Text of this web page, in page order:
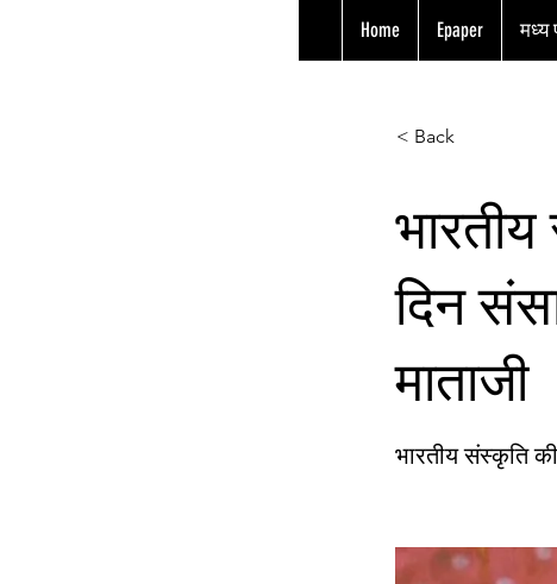
Home Epaper मध्य
< Back
दिन
माताजी
भारतीय संस्कृति